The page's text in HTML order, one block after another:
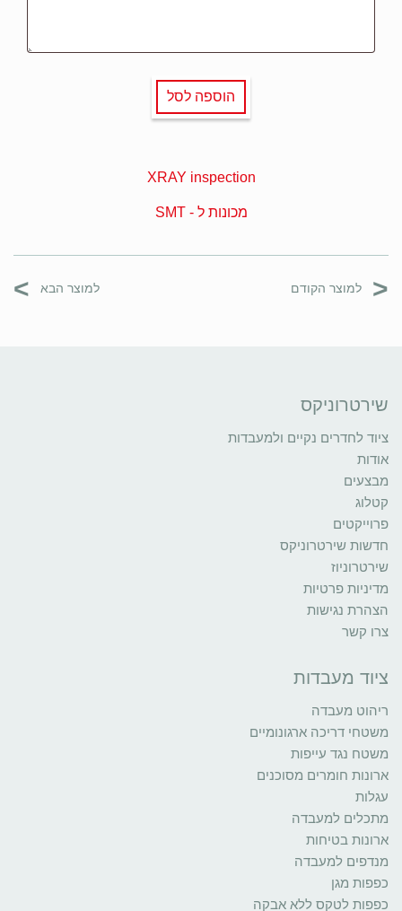
הוספה לסל
XRAY inspection
מכונות ל - SMT
< למוצר הקודם למוצר הבא >
שירטרוניקס
ציוד לחדרים נקיים ולמעבדות
אודות
מבצעים
קטלוג
פרוייקטים
חדשות שירטרוניקס
שירטרוניוז
מדיניות פרטיות
הצהרת נגישות
צרו קשר
ציוד מעבדות
ריהוט מעבדה
משטחי דריכה ארגונומיים
משטח נגד עייפות
ארונות חומרים מסוכנים
עגלות
מתכלים למעבדה
ארונות בטיחות
מנדפים למעבדה
כפפות מגן
כפפות לטקס ללא אבקה